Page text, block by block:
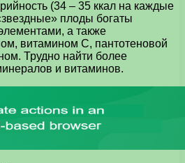
(34 – 35 ккал на каждые
плоды богаты
а также
витамином C, пантотеновой
Трудно найти более
и витаминов.